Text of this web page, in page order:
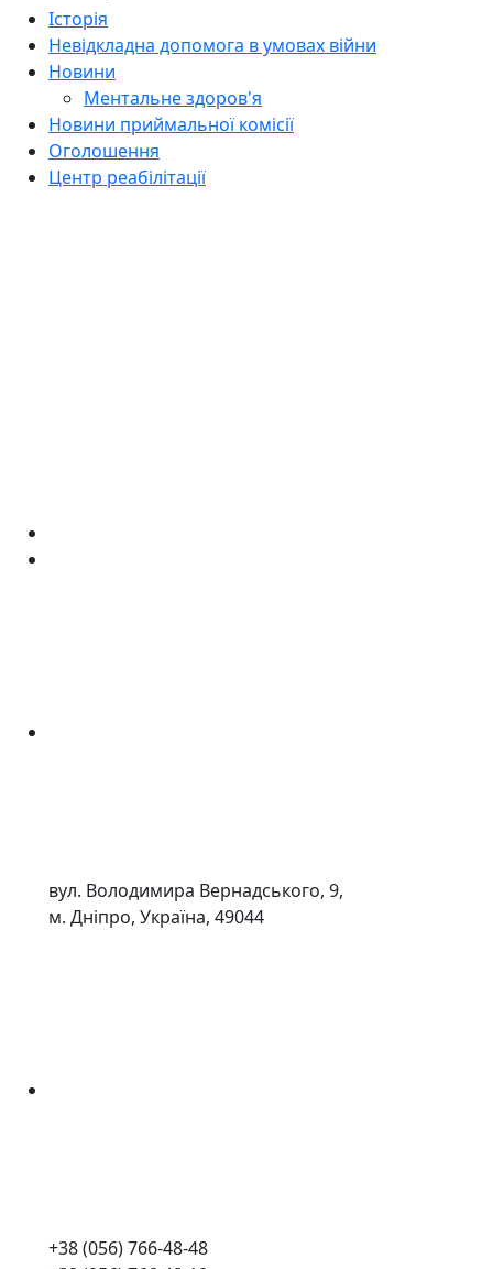
Історія
Невідкладна допомога в умовах війни
Новини
Ментальне здоров'я
Новини приймальної комісії
Оголошення
Центр реабілітації
вул. Володимира Вернадського, 9,
м. Дніпро, Україна, 49044
+38 (056) 766-48-48